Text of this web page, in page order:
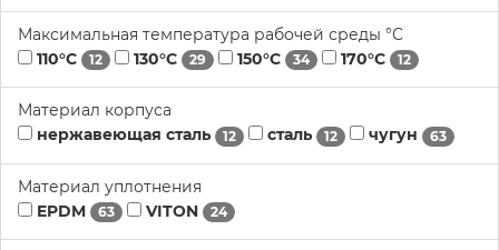
Максимальная температура рабочей среды °С
110°С
12 130°С 29 150°С 34 170°С 12
Материал корпуса
нержавеющая сталь
12 сталь 12 чугун 63
Материал уплотнения
EPDM
63 VITON 24